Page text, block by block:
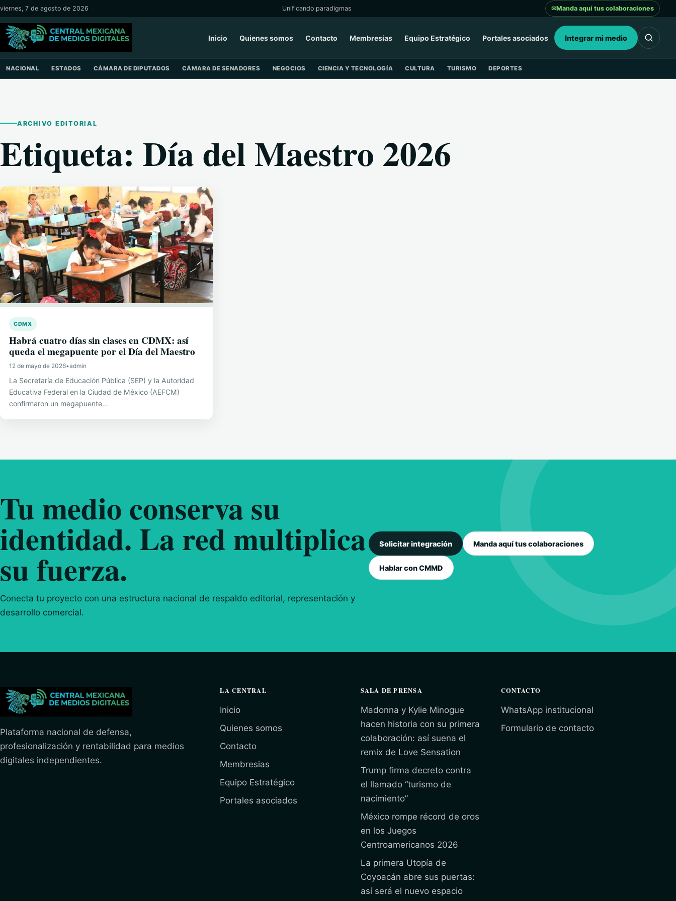
Saltar al contenido
viernes, 7 de agosto de 2026 Unificando paradigmas ✉Manda aquí tus colaboraciones
Inicio Quienes somos Contacto Membresias Equipo Estratégico Portales asociados Integrar mi medio
NACIONAL ESTADOS CÁMARA DE DIPUTADOS CÁMARA DE SENADORES NEGOCIOS CIENCIA Y TECNOLOGÍA CULTURA TURISMO DEPORTES
ARCHIVO EDITORIAL
Etiqueta: Día del Maestro 2026
CDMX
Habrá cuatro días sin clases en CDMX: así
queda el megapuente por el Día del Maestro
12 de mayo de 2026•admin
La Secretaría de Educación Pública (SEP) y la Autoridad
Educativa Federal en la Ciudad de México (AEFCM)
confirmaron un megapuente…
Tu medio conserva su
identidad. La red multiplica
su fuerza.
Conecta tu proyecto con una estructura nacional de respaldo editorial, representación y
desarrollo comercial.
Solicitar integración Manda aquí tus colaboraciones
Hablar con CMMD
Plataforma nacional de defensa,
profesionalización y rentabilidad para medios
digitales independientes.
LA CENTRAL
Inicio
Quienes somos
Contacto
Membresias
Equipo Estratégico
Portales asociados
SALA DE PRENSA
Madonna y Kylie Minogue
hacen historia con su primera
colaboración: así suena el
remix de Love Sensation
Trump firma decreto contra
el llamado “turismo de
nacimiento”
México rompe récord de oros
en los Juegos
Centroamericanos 2026
La primera Utopía de
Coyoacán abre sus puertas:
así será el nuevo espacio
CONTACTO
WhatsApp institucional
Formulario de contacto